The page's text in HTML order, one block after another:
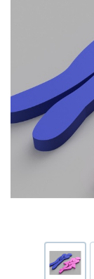
ВОЙТИ
Нажимая на
Нажимая на
Или войти
Нажимая на